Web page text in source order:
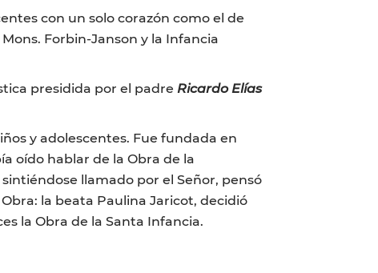
con un solo corazón como el de
Forbin-Janson y la Infancia
presidida por el padre Ricardo Elías
y adolescentes. Fue fundada en
oído hablar de la Obra de la
llamado por el Señor, pensó
la beata Paulina Jaricot, decidió
la Obra de la Santa Infancia.